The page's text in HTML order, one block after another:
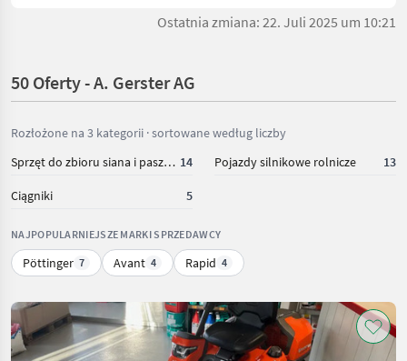
Ostatnia zmiana: 22. Juli 2025 um 10:21
50 Oferty - A. Gerster AG
Rozłożone na 3 kategorii · sortowane według liczby
Sprzęt do zbioru siana i paszowy 14 Pojazdy silnikowe rolnicze 13
Ciągniki 5
NAJPOPULARNIEJSZE MARKI SPRZEDAWCY
Pöttinger 7 Avant 4 Rapid 4